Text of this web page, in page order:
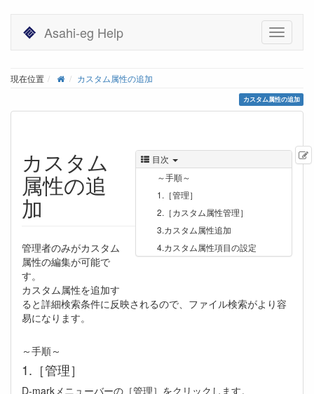
Asahi-eg Help
現在位置 カスタム属性の追加
カスタム属性の追加
目次
～手順～
1.［管理］
2.［カスタム属性管理］
3.カスタム属性追加
4.カスタム属性項目の設定
カスタム
属性の追
加
管理者のみがカスタム
属性の編集が可能で
す。
カスタム属性を追加す
ると詳細検索条件に反映されるので、ファイル検索がより容
易になります。
～手順～
1.［管理］
D-markメニューバーの［管理］をクリックします。